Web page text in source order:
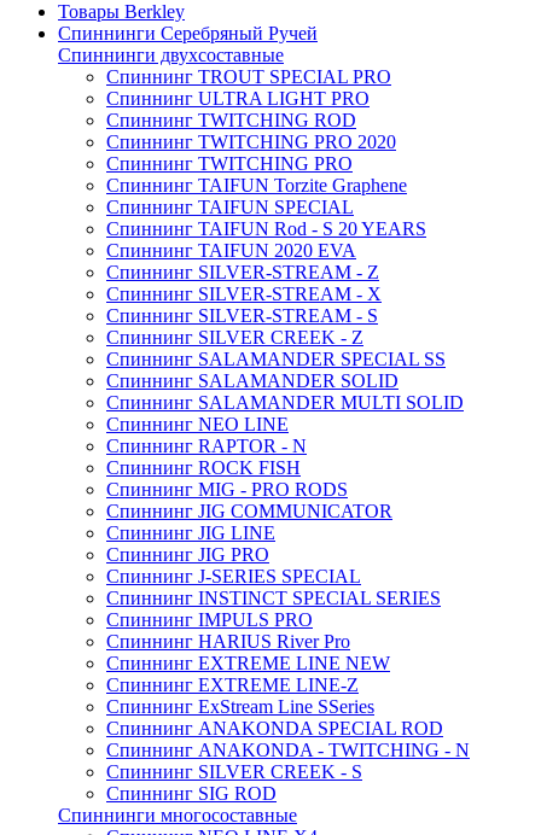
Товары Berkley
Спиннинги Серебряный Ручей
Спиннинги двухсоставные
Спиннинг TROUT SPECIAL PRO
Спиннинг ULTRA LIGHT PRO
Спиннинг TWITCHING ROD
Спиннинг TWITCHING PRO 2020
Спиннинг TWITCHING PRO
Спиннинг TAIFUN Torzite Graphene
Спиннинг TAIFUN SPECIAL
Спиннинг TAIFUN Rod - S 20 YEARS
Спиннинг TAIFUN 2020 EVA
Спиннинг SILVER-STREAM - Z
Спиннинг SILVER-STREAM - X
Спиннинг SILVER-STREAM - S
Спиннинг SILVER CREEK - Z
Спиннинг SALAMANDER SPECIAL SS
Спиннинг SALAMANDER SOLID
Спиннинг SALAMANDER MULTI SOLID
Спиннинг NEO LINE
Спиннинг RAPTOR - N
Спиннинг ROCK FISH
Спиннинг MIG - PRO RODS
Спиннинг JIG COMMUNICATOR
Спиннинг JIG LINE
Спиннинг JIG PRO
Спиннинг J-SERIES SPECIAL
Спиннинг INSTINCT SPECIAL SERIES
Спиннинг IMPULS PRO
Спиннинг HARIUS River Pro
Спиннинг EXTREME LINE NEW
Спиннинг EXTREME LINE-Z
Спиннинг ExStream Line SSeries
Спиннинг ANAKONDA SPECIAL ROD
Спиннинг ANAKONDA - TWITCHING - N
Спиннинг SILVER CREEK - S
Спиннинг SIG ROD
Спиннинги многосоставные